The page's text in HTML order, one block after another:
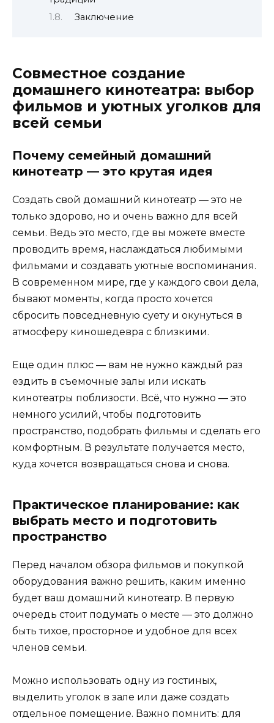
Заключение
Совместное создание
домашнего кинотеатра: выбор
фильмов и уютных уголков для
всей семьи
Почему семейный домашний
кинотеатр — это крутая идея
Создать свой домашний кинотеатр — это не
только здорово, но и очень важно для всей
семьи. Ведь это место, где вы можете вместе
проводить время, наслаждаться любимыми
фильмами и создавать уютные воспоминания.
В современном мире, где у каждого свои дела,
бывают моменты, когда просто хочется
сбросить повседневную суету и окунуться в
атмосферу киношедевра с близкими.
Еще один плюс — вам не нужно каждый раз
ездить в съемочные залы или искать
кинотеатры поблизости. Всё, что нужно — это
немного усилий, чтобы подготовить
пространство, подобрать фильмы и сделать его
комфортным. В результате получается место,
куда хочется возвращаться снова и снова.
Практическое планирование: как
выбрать место и подготовить
пространство
Перед началом обзора фильмов и покупкой
оборудования важно решить, каким именно
будет ваш домашний кинотеатр. В первую
очередь стоит подумать о месте — это должно
быть тихое, просторное и удобное для всех
членов семьи.
Можно использовать одну из гостиных,
выделить уголок в зале или даже создать
отдельное помещение. Важно помнить: для